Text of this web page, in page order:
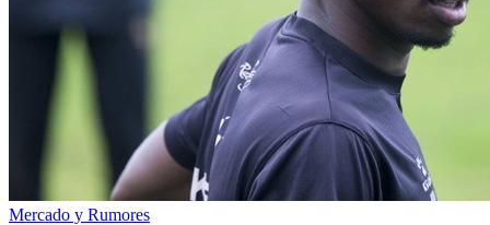
Mercado y Rumores